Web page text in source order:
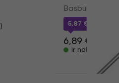
)
Basbungas
5,87 €
6,89 €
Ir noliktavā